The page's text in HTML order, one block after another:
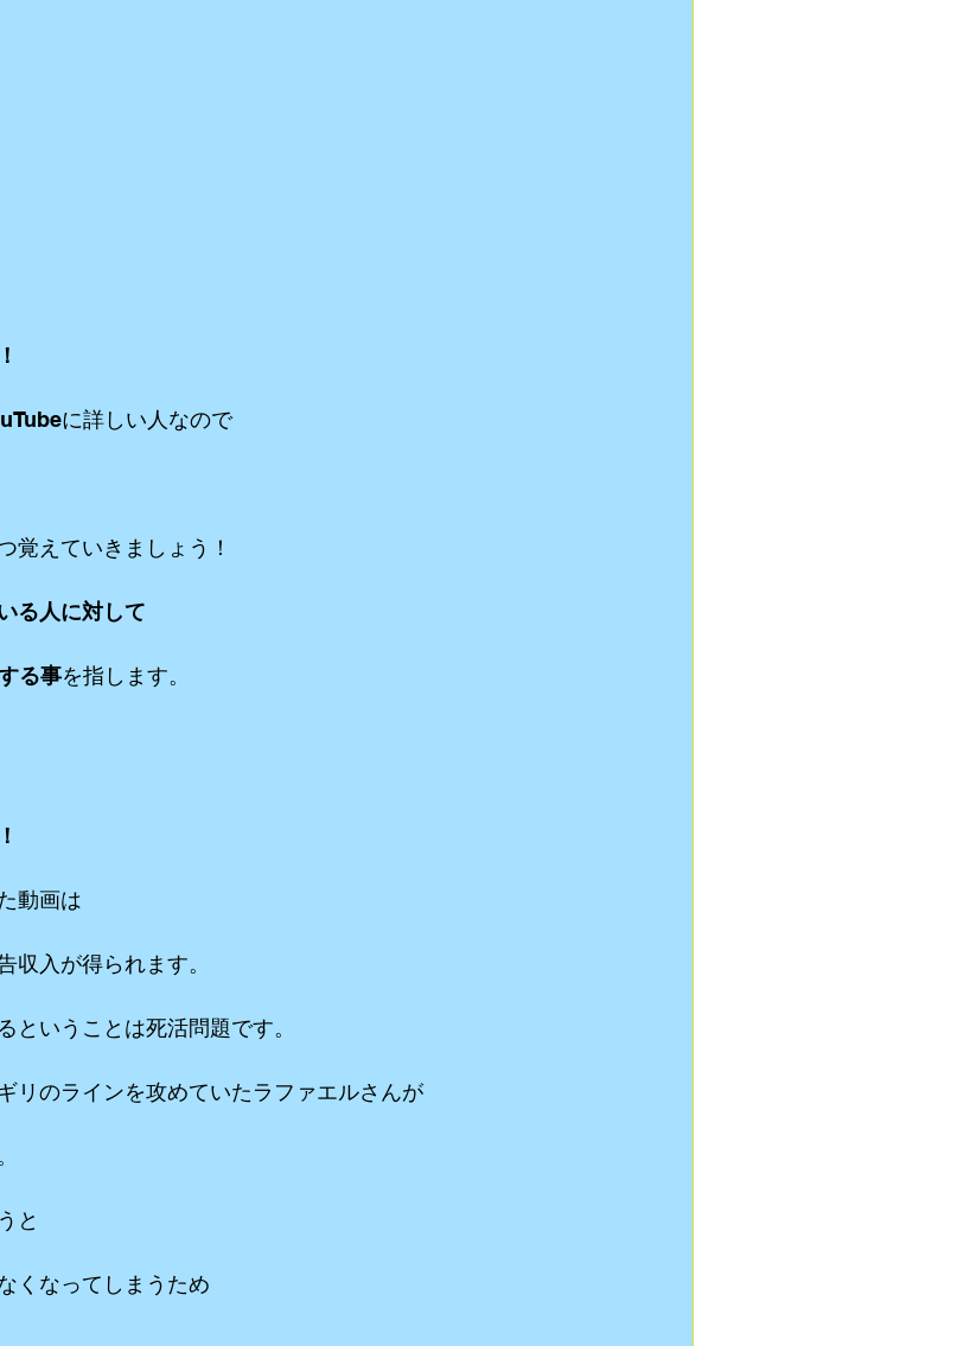
に詳しい人なので
覚えていきましょう！
る人に対して
る事を指します。
動画は
収入が得られます。
ということは死活問題です。
リのラインを攻めていたラファエルさんが
と
くなってしまうため